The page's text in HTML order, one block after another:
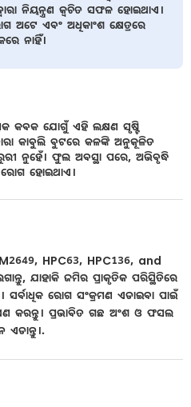
ନିୟନ୍ତ୍ରଣ କ୍ଵଚିତ ସଫଳ ହୋଇଥାଏ।
ଏବଂ ଅଧିକାଂଶ କ୍ଷେତ୍ରରେ
ନାହିଁ।
କବକ ଯୋଗୁଁ ଏହି ଲକ୍ଷଣ ସୃଷ୍ଟି
କାବୁଲି ବୁଟରେ କଳଙ୍କି ଅନୁକୂଳିତ
ନୁହେଁ। ଫୁଲ ଅବସ୍ଥା ପରେ, ଅଭିବୃଦ୍ଧି
ହୋଇଥାଏ।
HPC63, HPC136, and
ଯାହାକି ଜମିର ପ୍ରାକୃତିକ ପରିସ୍ଥିତିରେ
ରୋଗ ସଂକ୍ରମଣ ଏଡାଇବା ପାଇଁ
କରନ୍ତୁ। ପ୍ରଭାବିତ ଗଛ ଅଂଶ ଓ ଫସଲ